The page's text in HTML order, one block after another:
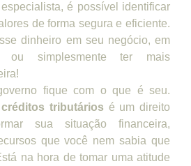
é possível identificar
de forma segura e eficiente.
dinheiro em seu negócio, em
ou simplesmente ter mais
fique com o que é seu.
tributários é um direito
sua situação financeira,
que você nem sabia que
na hora de tomar uma atitude